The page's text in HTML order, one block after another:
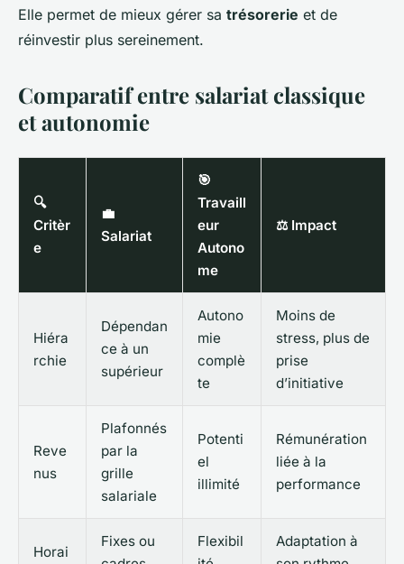
Elle permet de mieux gérer sa trésorerie et de
réinvestir plus sereinement.
Comparatif entre salariat classique
et autonomie
🔍
Critèr
e
💼
Salariat
🎯
Travaill
eur
Autono
me
⚖️ Impact
Hiéra
rchie
Dépendan
ce à un
supérieur
Autono
mie
complè
te
Moins de
stress, plus de
prise
d’initiative
Reve
nus
Plafonnés
par la
grille
salariale
Potenti
el
illimité
Rémunération
liée à la
performance
Horai
Fixes ou
Flexibil
Adaptation à